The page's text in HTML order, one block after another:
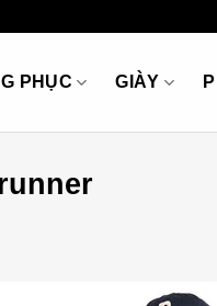
PHỤC GIÀY